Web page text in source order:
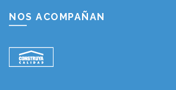
NOS ACOMPAÑAN